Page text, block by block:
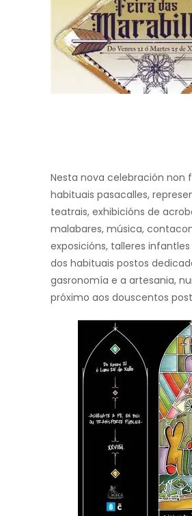
Nesta nova celebración non
habituais pasacalles,
teatrais, exhibicións de
malabares, música,
exposicións, talleres
dos habituais postos
gasronomía e a artesania,
próximo aos douscentos